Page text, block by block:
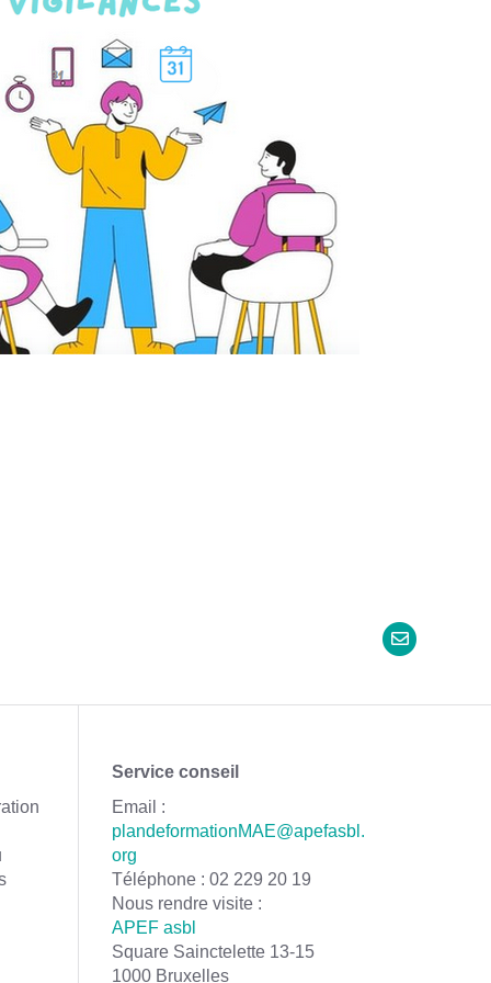
Service conseil
Email :
plandeformationMAE@apefasbl.
org
Téléphone : 02 229 20 19
Nous rendre visite :
APEF asbl
Square Sainctelette 13-15
1000 Bruxelles